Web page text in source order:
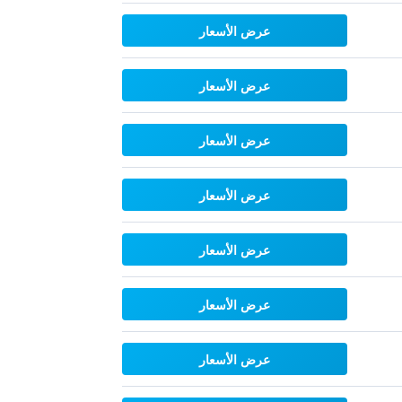
عرض الأسعار
عرض الأسعار
عرض الأسعار
عرض الأسعار
عرض الأسعار
عرض الأسعار
عرض الأسعار